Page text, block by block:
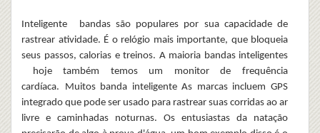
Inteligente bandassão populares por sua capacidade de
rastrear atividade. É o relógio mais importante, que bloqueia
seus passos, calorias e treinos. A maioria bandas inteligentes
hoje também temos um monitor de frequência
cardíaca.
Muitos banda inteligenteAs marcas incluem GPS
integrado que pode ser usado para rastrear suas corridas ao ar
livre e caminhadas noturnas. Os entusiastas da natação